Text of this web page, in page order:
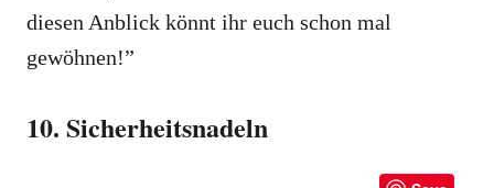
diesen Anblick könnt ihr euch schon mal
gewöhnen!”
10. Sicherheitsnadeln